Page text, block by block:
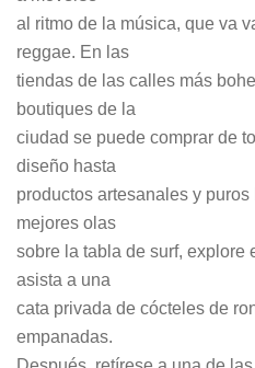
al ritmo de la música, que va
reggae. En las
tiendas de las calles más
boutiques de la
ciudad se puede comprar de
diseño hasta
productos artesanales y
mejores olas
sobre la tabla de surf, explore
asista a una
cata privada de cócteles de
empanadas.